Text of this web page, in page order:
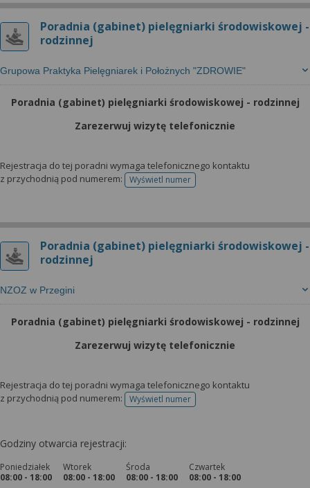
Poradnia (gabinet) pielęgniarki środowiskowej -
rodzinnej
Grupowa Praktyka Pielęgniarek i Położnych "ZDROWIE"
Poradnia (gabinet) pielęgniarki środowiskowej - rodzinnej
Zarezerwuj wizytę telefonicznie
Rejestracja do tej poradni wymaga telefonicznego kontaktu
z przychodnią pod numerem:
Wyświetl numertelefonu do rejestracji
Poradnia (gabinet) pielęgniarki środowiskowej -
rodzinnej
NZOZ w Przegini
Poradnia (gabinet) pielęgniarki środowiskowej - rodzinnej
Zarezerwuj wizytę telefonicznie
Rejestracja do tej poradni wymaga telefonicznego kontaktu
z przychodnią pod numerem:
Wyświetl numertelefonu do rejestracji
Godziny otwarcia rejestracji:
Poniedziałek
08:00 - 18:00
Wtorek
08:00 - 18:00
Środa
08:00 - 18:00
Czwartek
08:00 - 18:00